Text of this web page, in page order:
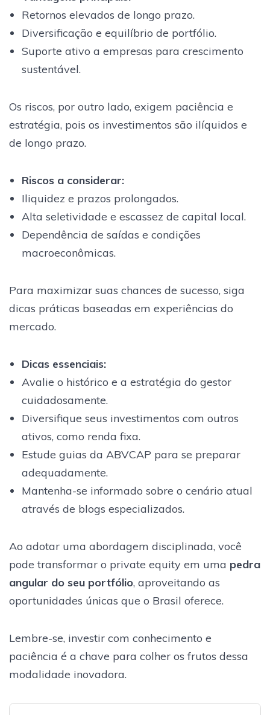
Retornos elevados de longo prazo.
Diversificação e equilíbrio de portfólio.
Suporte ativo a empresas para crescimento
sustentável.
Os riscos, por outro lado, exigem paciência e
estratégia, pois os investimentos são ilíquidos e
de longo prazo.
Riscos a considerar:
Iliquidez e prazos prolongados.
Alta seletividade e escassez de capital local.
Dependência de saídas e condições
macroeconômicas.
Para maximizar suas chances de sucesso, siga
dicas práticas baseadas em experiências do
mercado.
Dicas essenciais:
Avalie o histórico e a estratégia do gestor
cuidadosamente.
Diversifique seus investimentos com outros
ativos, como renda fixa.
Estude guias da ABVCAP para se preparar
adequadamente.
Mantenha-se informado sobre o cenário atual
através de blogs especializados.
Ao adotar uma abordagem disciplinada, você
pode transformar o private equity em uma pedra
angular do seu portfólio, aproveitando as
oportunidades únicas que o Brasil oferece.
Lembre-se, investir com conhecimento e
paciência é a chave para colher os frutos dessa
modalidade inovadora.